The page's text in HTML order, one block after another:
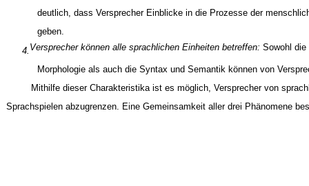
deutlich, dass Versprecher Einblicke in die Prozesse der
geben.
4. Versprecher können alle sprachlichen Einheiten betreffen:Sowohl die
Morphologie als auch die Syntax und Semantik können von
Mithilfe dieser Charakteristika ist es möglich, Versprecher von
Sprachspielen abzugrenzen. Eine Gemeinsamkeit aller drei Phänomene